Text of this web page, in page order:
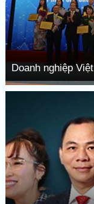
Doanh nghiệp Việt